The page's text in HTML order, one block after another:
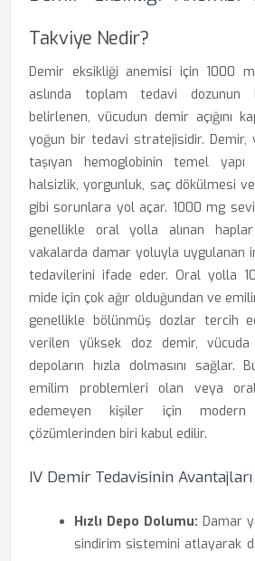
Takviye Nedir?
Demir eksikliği anemisi için 1000
aslında toplam tedavi dozunun
belirlenen, vücudun demir açığını
yoğun bir tedavi stratejisidir. Demir,
taşıyan hemoglobinin temel yapı
halsizlik, yorgunluk, saç dökülmesi
gibi sorunlara yol açar. 1000 mg
genellikle oral yolla alınan
vakalarda damar yoluyla uygulanan
tedavilerini ifade eder. Oral yolla
mide için çok ağır olduğundan ve
genellikle bölünmüş dozlar tercih
verilen yüksek doz demir, vücuda
depoların hızla dolmasını sağlar.
emilim problemleri olan veya
edemeyen kişiler için
çözümlerinden biri kabul edilir.
IV Demir Tedavisinin Avantajları
Hızlı Depo Dolumu: Damar
sindirim sistemini atlayarak